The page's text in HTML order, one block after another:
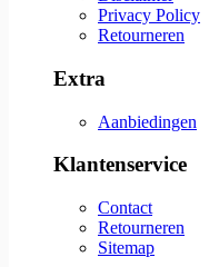
Privacy Policy
Retourneren
Extra
Aanbiedingen
Klantenservice
Contact
Retourneren
Sitemap